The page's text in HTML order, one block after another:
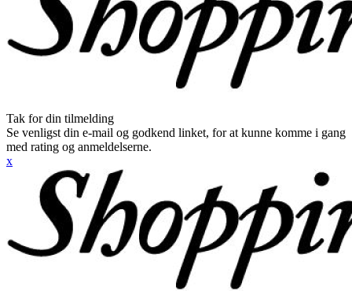
Tak for din tilmelding
Se venligst din e-mail og godkend linket, for at kunne komme i gang
med rating og anmeldelserne.
x